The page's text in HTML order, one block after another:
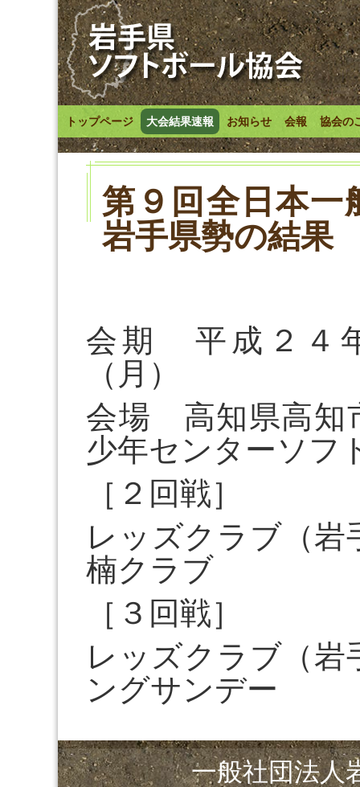
トップページ 大会結果速報 お知らせ 会報 協会の
第９回全日本一
岩手県勢の結果
会期 平成２４
（月）
会場 高知県高知
少年センターソフ
［２回戦］
レッズクラブ（
楠クラブ
［３回戦］
レッズクラブ（
ングサンデー
一般社団法人